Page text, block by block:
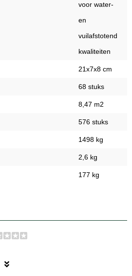
voor water-
en
vuilafstotend
kwaliteiten
21x7x8 cm
68 stuks
8,47 m2
576 stuks
1498 kg
2,6 kg
177 kg